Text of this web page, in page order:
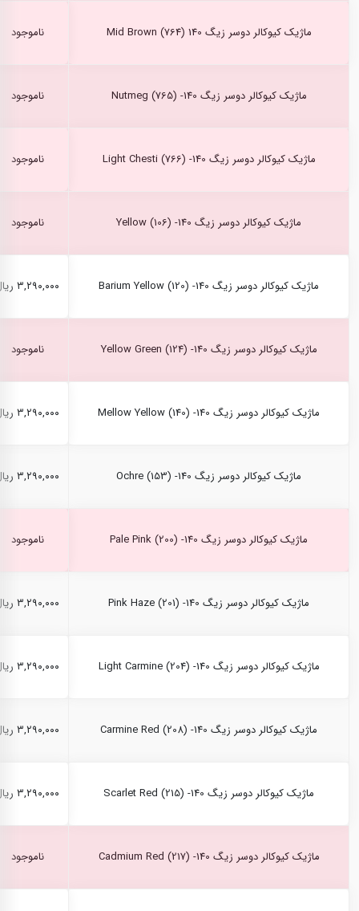
ماژیک کیوکالر دوسر زیگ Mid Brown (764) 140 ناموجود
ماژیک کیوکالر دوسر زیگ Nutmeg (765) -140 ناموجود
ماژیک کیوکالر دوسر زیگ Light Chesti (766) -140 ناموجود
ماژیک کیوکالر دوسر زیگ Yellow (106) -140 ناموجود
ماژیک کیوکالر دوسر زیگ Barium Yellow (120) -140 ۳,۲۹۰,۰۰۰ ریال
ماژیک کیوکالر دوسر زیگ Yellow Green (124) -140 ناموجود
ماژیک کیوکالر دوسر زیگ Mellow Yellow (140) -140 ۳,۲۹۰,۰۰۰ ریال
ماژیک کیوکالر دوسر زیگ Ochre (153) -140 ۳,۲۹۰,۰۰۰ ریال
ماژیک کیوکالر دوسر زیگ Pale Pink (200) -140 ناموجود
ماژیک کیوکالر دوسر زیگ Pink Haze (201) -140 ۳,۲۹۰,۰۰۰ ریال
ماژیک کیوکالر دوسر زیگ Light Carmine (204) -140 ۳,۲۹۰,۰۰۰ ریال
ماژیک کیوکالر دوسر زیگ Carmine Red (208) -140 ۳,۲۹۰,۰۰۰ ریال
ماژیک کیوکالر دوسر زیگ Scarlet Red (215) -140 ۳,۲۹۰,۰۰۰ ریال
ماژیک کیوکالر دوسر زیگ Cadmium Red (217) -140 ناموجود